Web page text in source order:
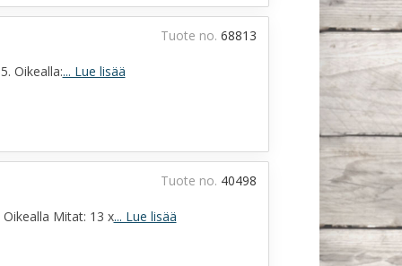
Oikealla:... Lue lisää
Tuote no. 68813
Mitat: 13 x... Lue lisää
Tuote no. 40498